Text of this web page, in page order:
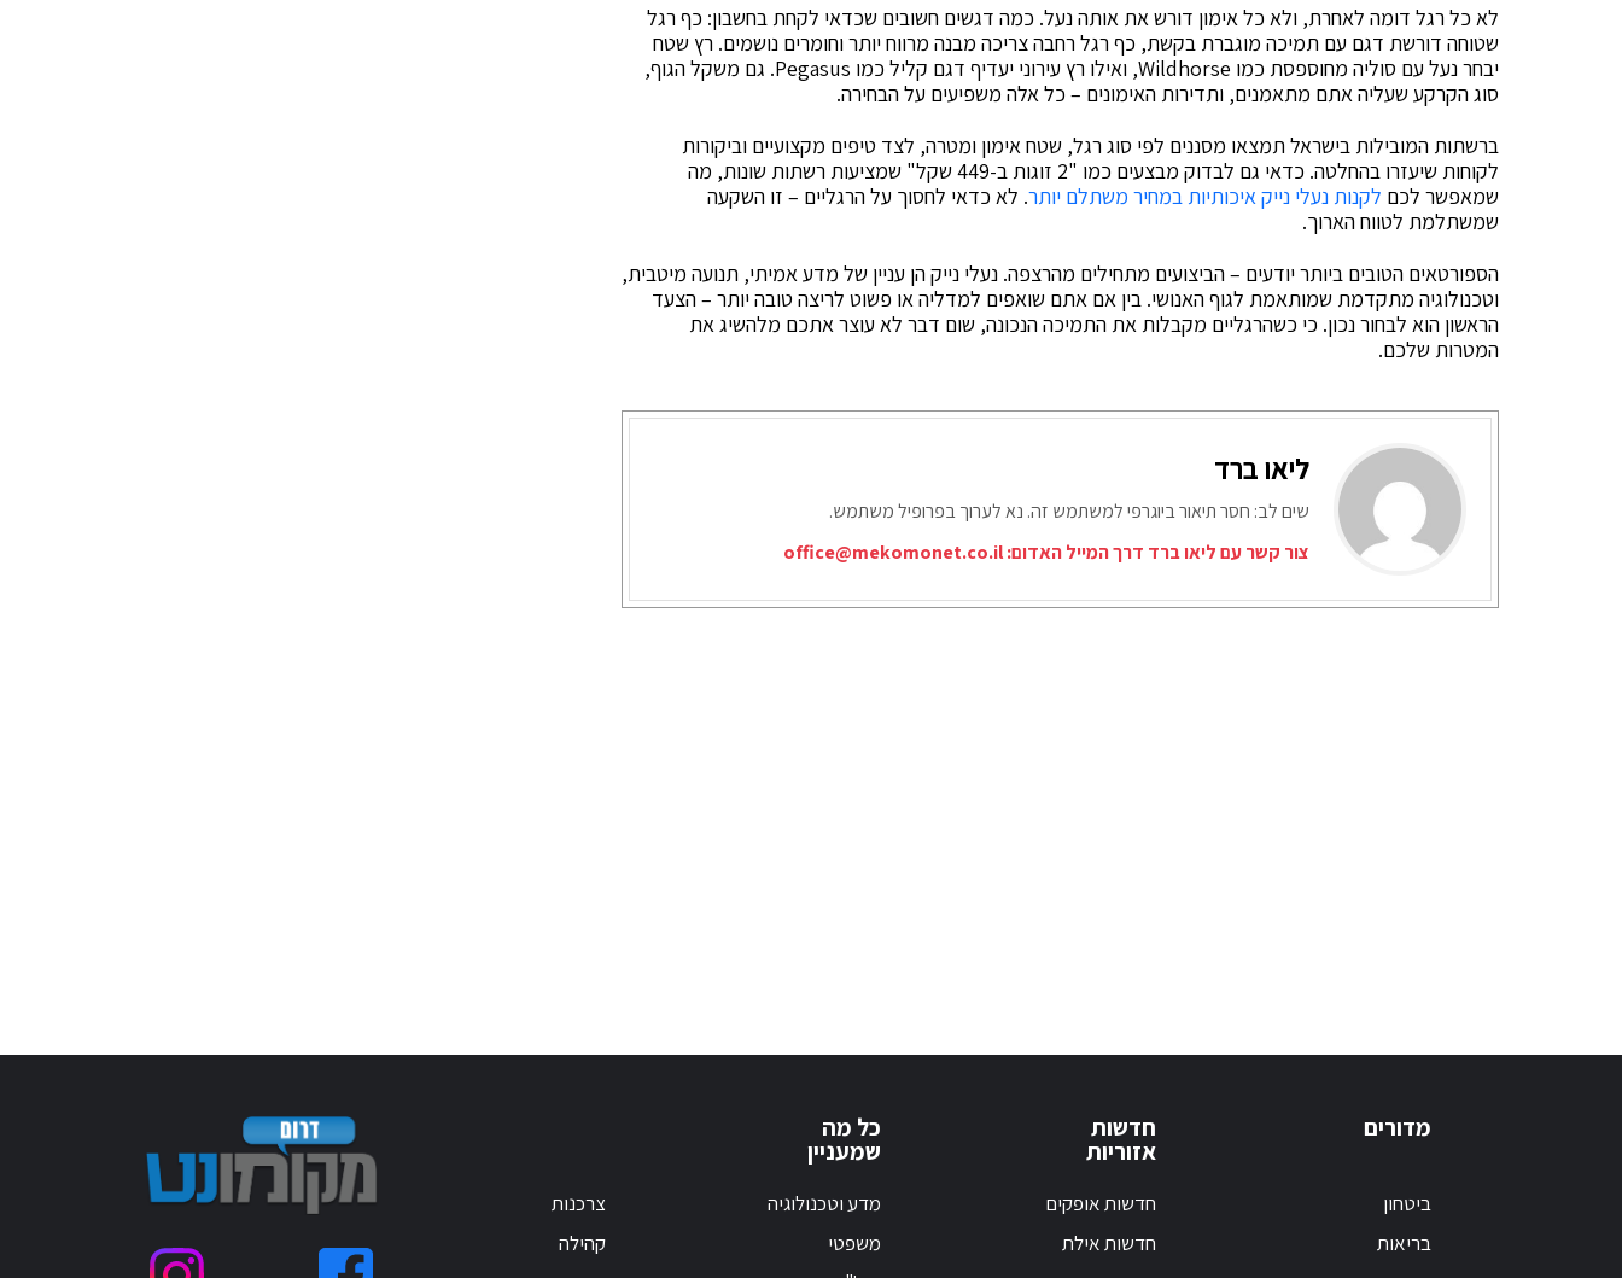
לא כל רגל דומה לאחרת, ולא כל אימון דורש את אותה נעל. כמה דגשים חשובים שכדאי לקחת בחשבון: כף רגל
שטוחה דורשת דגם עם תמיכה מוגברת בקשת, כף רגל רחבה צריכה מבנה מרווח יותר וחומרים נושמים. רץ שטח
יבחר נעל עם סוליה מחוספסת כמו Wildhorse, ואילו רץ עירוני יעדיף דגם קליל כמו Pegasus. גם משקל הגוף,
סוג הקרקע שעליה אתם מתאמנים, ותדירות האימונים – כל אלה משפיעים על הבחירה.
ברשתות המובילות בישראל תמצאו מסננים לפי סוג רגל, שטח אימון ומטרה, לצד טיפים מקצועיים וביקורות
לקוחות שיעזרו בהחלטה. כדאי גם לבדוק מבצעים כמו "2 זוגות ב-449 שקל" שמציעות רשתות שונות, מה
שמאפשר לכם לקנות נעלי נייק איכותיות במחיר משתלם יותר. לא כדאי לחסוך על הרגליים – זו השקעה
שמשתלמת לטווח הארוך.
הספורטאים הטובים ביותר יודעים – הביצועים מתחילים מהרצפה. נעלי נייק הן עניין של מדע אמיתי, תנועה מיטבית,
וטכנולוגיה מתקדמת שמותאמת לגוף האנושי. בין אם אתם שואפים למדליה או פשוט לריצה טובה יותר – הצעד
הראשון הוא לבחור נכון. כי כשהרגליים מקבלות את התמיכה הנכונה, שום דבר לא עוצר אתכם מלהשיג את
המטרות שלכם.
ליאו ברד
שים לב: חסר תיאור ביוגרפי למשתמש זה. נא לערוך בפרופיל משתמש.
צור קשר עם ליאו ברד דרך המייל האדום:office@mekomonet.co.il
מדורים
ביטחון
בריאות
חדשות
אזוריות
חדשות אופקים
חדשות אילת
כל מה
שמעניין
מדע וטכנולוגיה
משפטי
צרכנות
קהילה